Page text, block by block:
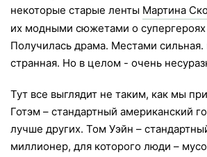
некоторые старые ленты Мартина
их модными сюжетами о супергероях
Получилась драма. Местами
странная. Но в целом - очень
Тут все выглядит не таким, как мы
Готэм – стандартный американский
лучше других. Том Уэйн –
миллионер, для которого люди –